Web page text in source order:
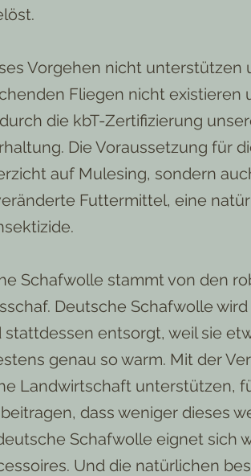
Vorgehen nicht unterstützen
Fliegen nicht existieren
die kbT-Zertifizierung
Die Voraussetzung für
auf Mulesing, sondern
Futtermittel, eine
Schafwolle stammt von den
Deutsche Schafwolle
entsorgt, weil sie
genau so warm. Mit der
Landwirtschaft unterstützen,
dass weniger dieses
Schafwolle eignet sich
Und die natürlichen